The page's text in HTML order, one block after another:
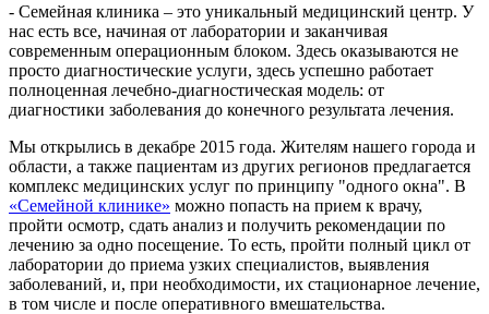
- Семейная клиника – это уникальный медицинский центр. У
нас есть все, начиная от лаборатории и заканчивая
современным операционным блоком. Здесь оказываются не
просто диагностические услуги, здесь успешно работает
полноценная лечебно-диагностическая модель: от
диагностики заболевания до конечного результата лечения.
Мы открылись в декабре 2015 года. Жителям нашего города и
области, а также пациентам из других регионов предлагается
комплекс медицинских услуг по принципу "одного окна". В
«Семейной клинике» можно попасть на прием к врачу,
пройти осмотр, сдать анализ и получить рекомендации по
лечению за одно посещение. То есть, пройти полный цикл от
лаборатории до приема узких специалистов, выявления
заболеваний, и, при необходимости, их стационарное лечение,
в том числе и после оперативного вмешательства.